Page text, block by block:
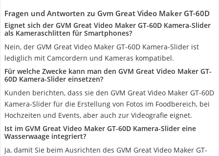
Fragen und Antworten zu Gvm Great Video Maker GT-60D
Eignet sich der GVM Great Video Maker GT-60D Kamera-Slider
als Kameraschlitten für Smartphones?
Nein, der GVM Great Video Maker GT-60D Kamera-Slider ist
lediglich mit Camcordern und Kameras kompatibel.
Für welche Zwecke kann man den GVM Great Video Maker GT-
60D Kamera-Slider einsetzen?
Kunden berichten, dass sie den GVM Great Video Maker GT-60D
Kamera-Slider für die Erstellung von Fotos im Foodbereich, bei
Hochzeiten und Events, aber auch zur Videografie eignet.
Ist im GVM Great Video Maker GT-60D Kamera-Slider eine
Wasserwaage integriert?
Ja, damit Sie beim Ausrichten des GVM Great Video Maker GT-